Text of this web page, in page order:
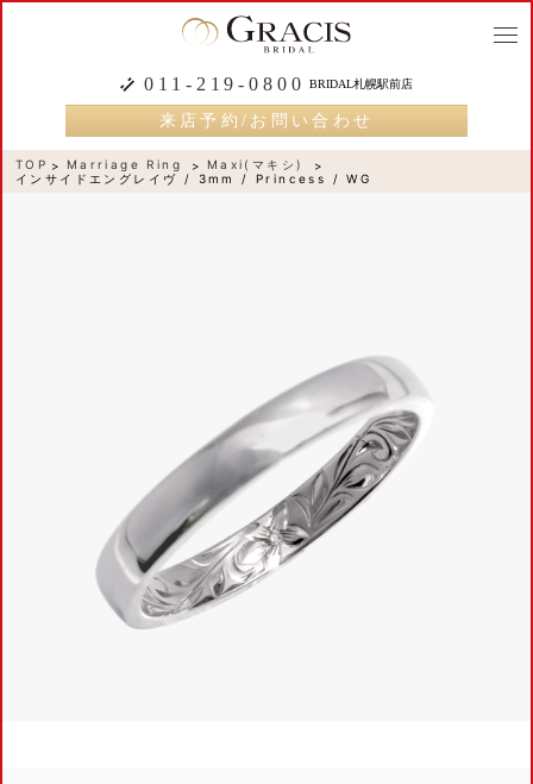
011-219-0800 BRIDAL札幌駅前店
来店予約/お問い合わせ
TOP Marriage Ring
Maxi(マキシ)
インサイドエングレイヴ / 3mm / Princess / WG